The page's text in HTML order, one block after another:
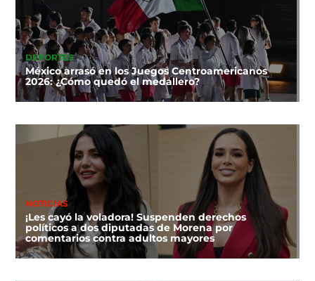
DEPORTES
México arrasó en los Juegos Centroamericanos
2026: ¿Cómo quedó el medallero?
NOTICIAS
¡Les cayó la voladora! Suspenden derechos
políticos a dos diputadas de Morena por
comentarios contra adultos mayores